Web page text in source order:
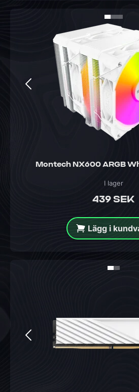
Montech NX600 ARGB
439 SEK
I lager
Lägg i